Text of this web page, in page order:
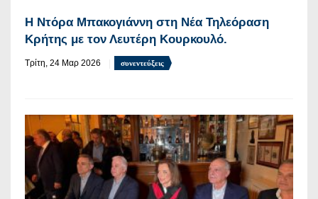
Η Ντόρα Μπακογιάννη στη Νέα Τηλεόραση
Κρήτης με τον Λευτέρη Κουρκουλό.
Τρίτη, 24 Μαρ 2026 συνεντεύξεις